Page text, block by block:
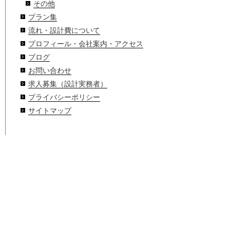
その他
プラン集
流れ・設計費について
プロフィール・会社案内・アクセス
ブログ
お問い合わせ
求人募集（設計実務者）
プライバシーポリシー
サイトマップ